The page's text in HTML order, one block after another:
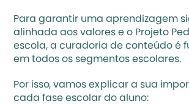
Para garantir uma aprendizagem
alinhada aos valores e o Projeto
escola, a curadoria de conteúdo é
em todos os segmentos escolares.
Por isso, vamos explicar a sua
cada fase escolar do aluno: